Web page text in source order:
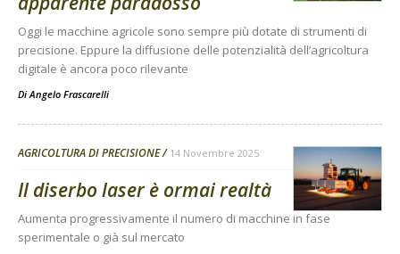
Oggi le macchine agricole sono sempre più dotate di strumenti di
precisione. Eppure la diffusione delle potenzialità dell’agricoltura
digitale è ancora poco rilevante
Di Angelo Frascarelli
AGRICOLTURA DI PRECISIONE 14 Novembre 2025
Il diserbo laser è ormai realtà
Aumenta progressivamente il numero di macchine in fase
sperimentale o già sul mercato